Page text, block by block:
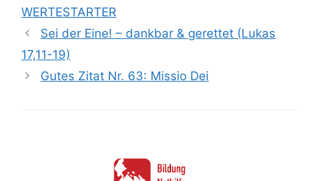
WERTESTARTER
Sei der Eine! – dankbar & gerettet (Lukas
17,11-19)
Gutes Zitat Nr. 63: Missio Dei